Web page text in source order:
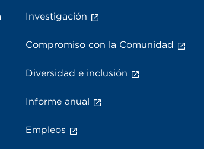
Investigación
Compromiso con la Comunidad
Diversidad e inclusión
Informe anual
Empleos